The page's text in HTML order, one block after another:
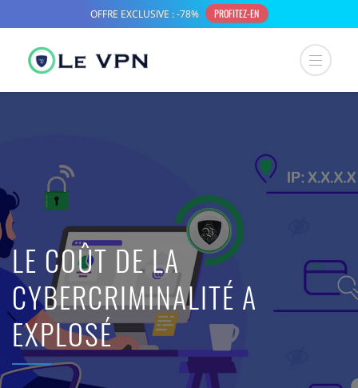
LE COÛT DE LA
CYBERCRIMINALITÉ A
EXPLOSÉ